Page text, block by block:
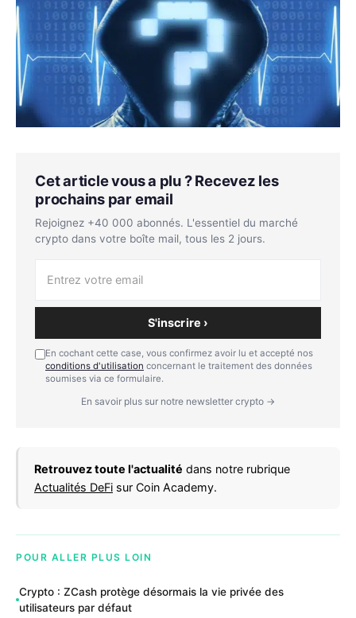
Cet article vous a plu ? Recevez les
prochains par email
Rejoignez +40 000 abonnés. L'essentiel du marché
crypto dans votre boîte mail, tous les 2 jours.
S'inscrire ›
En cochant cette case, vous confirmez avoir lu et accepté nos
conditions d'utilisation concernant le traitement des données
soumises via ce formulaire.
En savoir plus sur notre newsletter crypto →
Retrouvez toute l'actualité dans notre rubrique
Actualités DeFi sur Coin Academy.
POUR ALLER PLUS LOIN
Crypto : ZCash protège désormais la vie privée des
utilisateurs par défaut